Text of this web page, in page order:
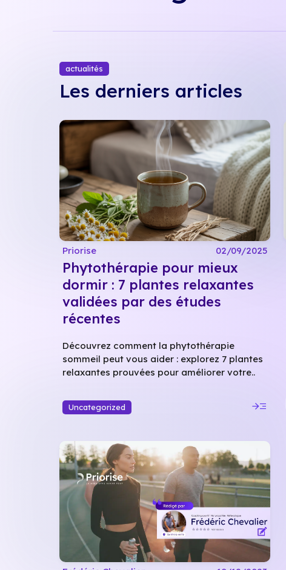
actualités
Les derniers articles
Priorise 02/09/2025
Phytothérapie pour mieux
dormir : 7 plantes relaxantes
validées par des études
récentes
Découvrez comment la phytothérapie
sommeil peut vous aider : explorez 7 plantes
relaxantes prouvées pour améliorer votre..
Uncategorized read_more